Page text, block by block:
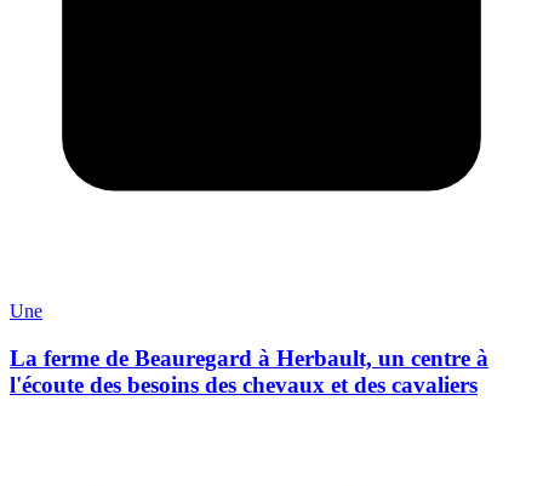
Une
La ferme de Beauregard à Herbault, un centre à
l'écoute des besoins des chevaux et des cavaliers